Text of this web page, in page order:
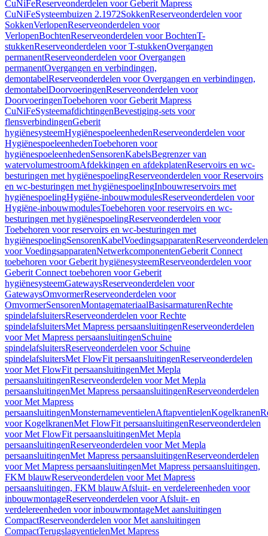
CuNiFeReserveonderdelen voor Geberit Mapress
CuNiFeSysteembuizen 2.1972SokkenReserveonderdelen voor
SokkenVerlopenReserveonderdelen voor
VerlopenBochtenReserveonderdelen voor BochtenT-
stukkenReserveonderdelen voor T-stukkenOvergangen
permanentReserveonderdelen voor Overgangen
permanentOvergangen en verbindingen,
demontabelReserveonderdelen voor Overgangen en verbindingen,
demontabelDoorvoeringenReserveonderdelen voor
DoorvoeringenToebehoren voor Geberit Mapress
CuNiFeSysteemafdichtingenBevestiging-sets voor
flensverbindingenGeberit
hygiënesysteemHygiënespoeleenhedenReserveonderdelen voor
HygiënespoeleenhedenToebehoren voor
hygiënespoeleenhedenSensorenKabelsBegrenzer van
watervolumestroomAfdekkingen en afdekplatenReservoirs en wc-
besturingen met hygiënespoelingReserveonderdelen voor Reservoirs
en wc-besturingen met hygiënespoelingInbouwreservoirs met
hygiënespoelingHygiëne-inbouwmodulesReserveonderdelen voor
Hygiëne-inbouwmodulesToebehoren voor reservoirs en wc-
besturingen met hygiënespoelingReserveonderdelen voor
Toebehoren voor reservoirs en wc-besturingen met
hygiënespoelingSensorenKabelVoedingsapparatenReserveonderdelen
voor VoedingsapparatenNetwerkcomponentenGeberit Connect
toebehoren voor Geberit hygiënesysteemReserveonderdelen voor
Geberit Connect toebehoren voor Geberit
hygiënesysteemGatewaysReserveonderdelen voor
GatewaysOmvormerReserveonderdelen voor
OmvormerSensorenMontagemateriaalBasisarmaturenRechte
spindelafsluitersReserveonderdelen voor Rechte
spindelafsluitersMet Mapress persaansluitingenReserveonderdelen
voor Met Mapress persaansluitingenSchuine
spindelafsluitersReserveonderdelen voor Schuine
spindelafsluitersMet FlowFit persaansluitingenReserveonderdelen
voor Met FlowFit persaansluitingenMet Mepla
persaansluitingenReserveonderdelen voor Met Mepla
persaansluitingenMet Mapress persaansluitingenReserveonderdelen
voor Met Mapress
persaansluitingenMonsternameventielenAftapventielenKogelkranen
voor KogelkranenMet FlowFit persaansluitingenReserveonderdelen
voor Met FlowFit persaansluitingenMet Mepla
persaansluitingenReserveonderdelen voor Met Mepla
persaansluitingenMet Mapress persaansluitingenReserveonderdelen
voor Met Mapress persaansluitingenMet Mapress persaansluitingen,
FKM blauwReserveonderdelen voor Met Mapress
persaansluitingen, FKM blauwAfsluit- en verdelereenheden voor
inbouwmontageReserveonderdelen voor Afsluit- en
verdelereenheden voor inbouwmontageMet aansluitingen
CompactReserveonderdelen voor Met aansluitingen
CompactTerugslagventielenMet Mapress